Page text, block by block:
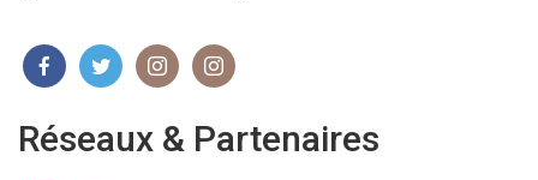
Réseaux & Partenaires